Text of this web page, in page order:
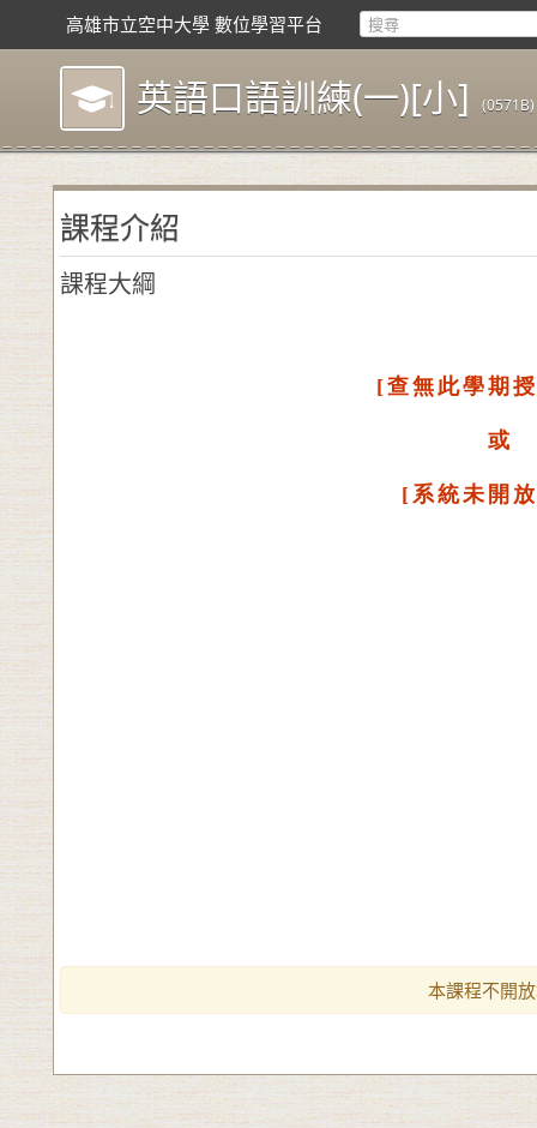
高雄市立空中大學 數位學習平台
英語口語訓練(一)[小] (0571B)
課程介紹
課程大綱
本課程不開